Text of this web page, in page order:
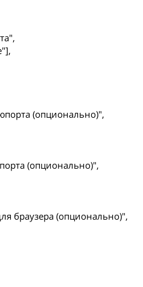
(опционально)",
(опционально)",
браузера (опционально)",